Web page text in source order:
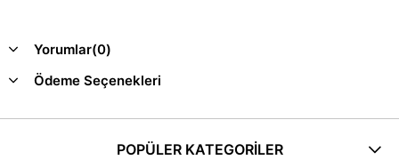
Yorumlar(0)
Ödeme Seçenekleri
POPÜLER KATEGORİLER